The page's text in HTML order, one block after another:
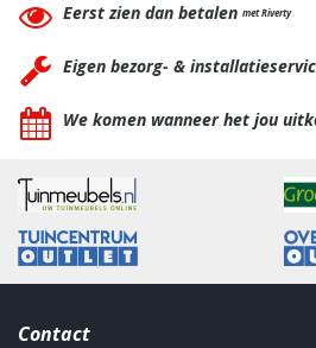
Eerst zien dan betalen met Riverty
Eigen bezorg- &
We komen wanneer het jou
Contact